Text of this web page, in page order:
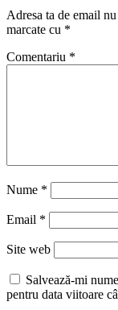
Adresa ta de email
marcate cu *
Comentariu *
Nume *
Email *
Site web
Salvează-mi
pentru data viitoare